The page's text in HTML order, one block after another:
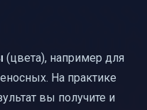
(цвета), например для
На практике
вы получите и